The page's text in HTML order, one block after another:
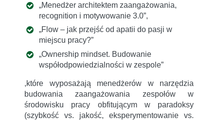
„Menedżer architektem zaangażowania,
recognition i motywowanie 3.0”,
„Flow – jak przejść od apatii do pasji w
miejscu pracy?”
„Ownership mindset. Budowanie
współodpowiedzialności w zespole”
,które wyposażają menedżerów w narzędzia
budowania zaangażowania zespołów w
środowisku pracy obfitującym w paradoksy
(szybkość vs. jakość, eksperymentowanie vs.